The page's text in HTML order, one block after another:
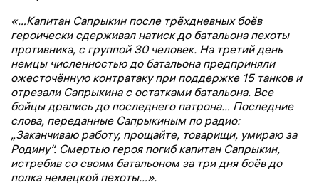
«…Капитан Сапрыкин после трёхдневных боёв
героически сдерживал натиск до батальона пехоты
противника, с группой 30 человек. На третий день
немцы численностью до батальона предприняли
ожесточённую контратаку при поддержке 15 танков и
отрезали Сапрыкина с остатками батальона. Все
бойцы дрались до последнего патрона… Последние
слова, переданные Сапрыкиным по радио:
„Заканчиваю работу, прощайте, товарищи, умираю за
Родину“. Смертью героя погиб капитан Сапрыкин,
истребив со своим батальоном за три дня боёв до
полка немецкой пехоты…».